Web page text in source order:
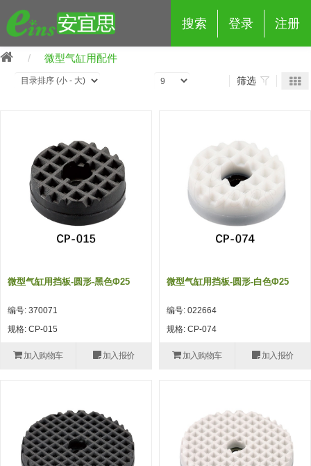
搜索 登录 注册
微型气缸用配件
筛选
微型气缸用挡板-圆形-黑色φ25
编号: 370071
规格: CP-015
加入购物车 加入报价
微型气缸用挡板-圆形-白色φ25
编号: 022664
规格: CP-074
加入购物车 加入报价
eins夹具治具配件
夹具交换 (210)
抓取 (264)
吸着 (519)
剪切 (171)
框架・模组 (427)
配管部品・传感器 (188)
轻量化·树脂部品 (18)
自动化 (2)
夹具交换
手动夹具交换 (15)
(139)
自动夹具交换(多关节机器人用)
手动夹具交换
自动型快速交换用夹具 (59)
自动型快速交换用夹具-配件 (80)
自动夹具交换(多关节机器人用)
自动型快速交换用夹具(多关节机
抓取
水口夹具 (83)
机能夹具 (53)
缓冲材料 (7)
吸盘 (356)
吸着金具 (120)
其他真空配件 (42)
吸盘